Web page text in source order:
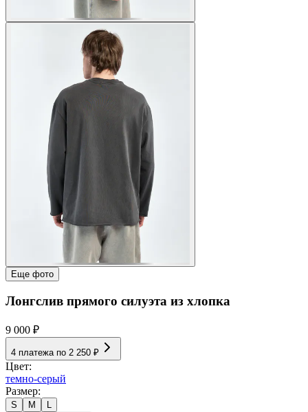
Еще фото
Лонгслив прямого силуэта из хлопка
9 000 ₽
4 платежа по 2 250 ₽
Цвет:
темно-серый
Размер:
S M
L